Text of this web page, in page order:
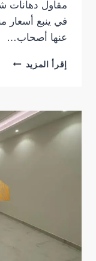
مقاول دهانات
في ينبع أسعار
عنها أصحاب…
إقرأ المزيد مقاول
ينبع
أسعار
مناسبة